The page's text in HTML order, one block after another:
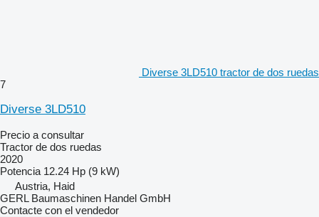
Diverse 3LD510 tractor de dos ruedas
7
Diverse 3LD510
Precio a consultar
Tractor de dos ruedas
2020
Potencia 12.24 Hp (9 kW)
Austria, Haid
GERL Baumaschinen Handel GmbH
Contacte con el vendedor